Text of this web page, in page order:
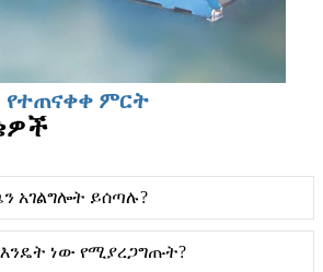
የተጠናቀቀ ምርት
አገልግሎት ይሰጣሉ?
ነው የሚያረጋግጡት?